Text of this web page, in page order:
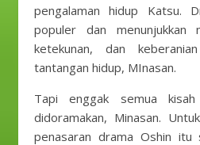
pengalaman hidup Katsu.
populer dan menunjukkan
ketekunan, dan
tantangan hidup, MInasan.
Tapi enggak semua
didoramakan, Minasan.
penasaran drama Oshin itu